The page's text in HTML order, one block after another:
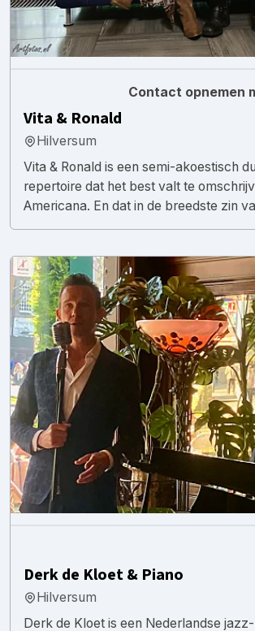
Contact opnemen
Vita & Ronald
Hilversum
Vita & Ronald is een semi-akoestisch
repertoire dat het best valt te
Americana. En dat in de breedste zin
Derk de Kloet & Piano
Hilversum
Derk de Kloet is een Nederlandse